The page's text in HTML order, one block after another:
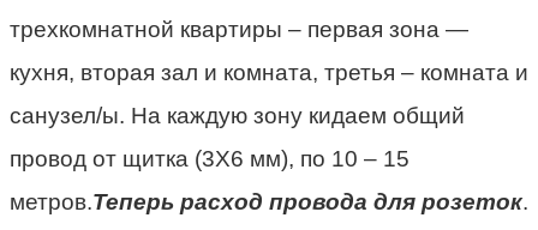
трехкомнатной квартиры – первая зона —
кухня, вторая зал и комната, третья – комната и
санузел/ы. На каждую зону кидаем общий
провод от щитка (3Х6 мм), по 10 – 15
метров.Теперь расход провода для розеток.